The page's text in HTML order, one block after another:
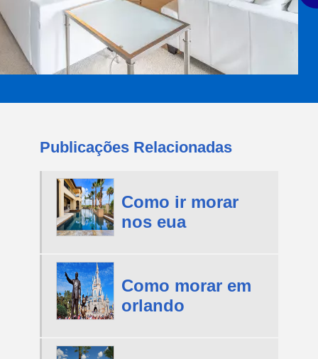
Publicações Relacionadas
Como ir morar
nos eua
Como morar em
orlando